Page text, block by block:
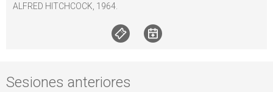
ALFRED HITCHCOCK, 1964.
Sesiones anteriores